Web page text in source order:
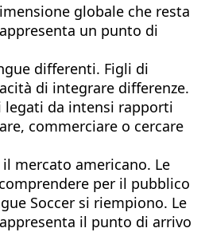
globale che resta
un punto di
differenti. Figli di
di integrare differenze.
legati da intensi rapporti
commerciare o cercare
mercato americano. Le
per il pubblico
Soccer si riempiono. Le
il punto di arrivo